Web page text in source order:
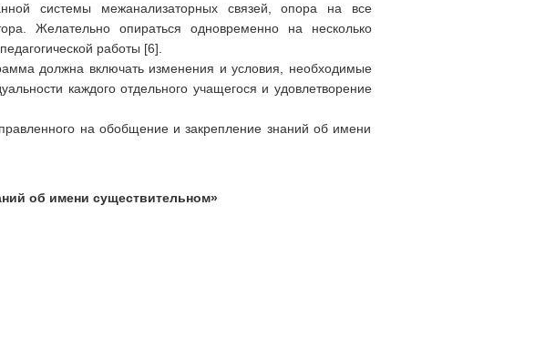
системы межанализаторных связей, опора на все
Желательно опираться одновременно на несколько
работы [6].
должна включать изменения и условия, необходимые
каждого отдельного учащегося и удовлетворение
на обобщение и закрепление знаний об имени
об имени существительном»